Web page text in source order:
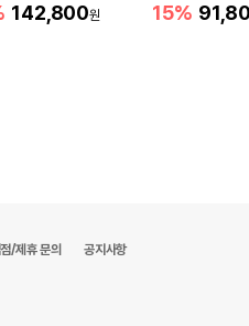
142,800원 15%
/제휴 문의 공지사항